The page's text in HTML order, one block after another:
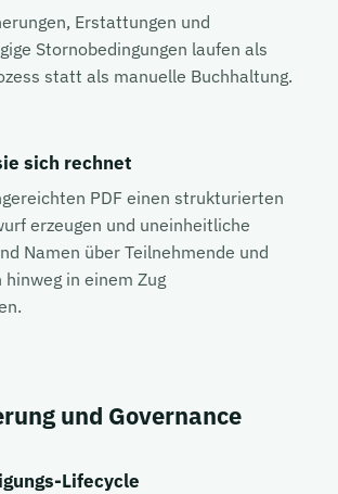
Erstattungen und
Stornobedingungen laufen als
statt als manuelle Buchhaltung.
sich rechnet
PDF einen strukturierten
erzeugen und uneinheitliche
Namen über Teilnehmende und
hinweg in einem Zug
und Governance
Lifecycle